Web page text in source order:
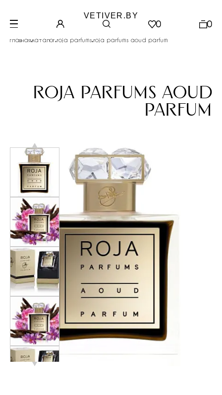
VETIVER.BY
0 0
главная.каталог.roja parfums.roja parfums aoud parfum
roja parfums aoud
parfum